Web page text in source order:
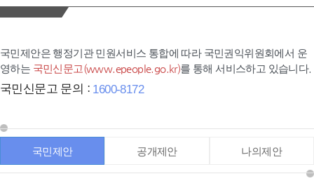
국민제안은 행정기관 민원서비스 통합에 따라 국민권익위원회에서 운
영하는 국민신문고(www.epeople.go.kr)를 통해 서비스하고 있습니다.
국민신문고 문의 : 1600-8172
국민제안 공개제안 나의제안